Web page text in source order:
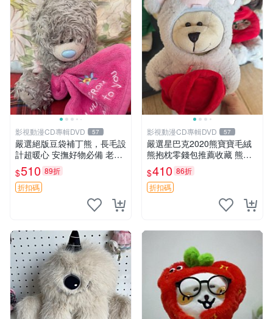
影視動漫CD專輯DVD 57
嚴選絕版豆袋補丁熊，長毛設
計超暖心 安撫好物必備 老料
長毛抱枕，仿古成色如實呈現
經典款推薦收藏 拍下即送長
毛抱枕，絕版補丁熊，安心之
$510 89折
折扣碼
影視動漫CD專輯DVD 57
嚴選星巴克2020熊寶寶毛絨
熊抱枕零錢包推薦收藏 熊寶
寶 毛絨熊 零錢包
$410 86折
折扣碼